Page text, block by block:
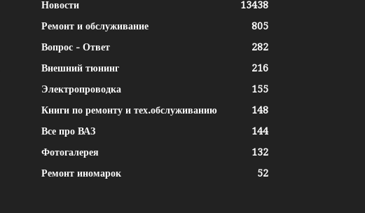
Новости
13438
Ремонт и обслуживание
805
Вопрос - Ответ
282
Внешний тюнинг
216
Электропроводка
155
Книги по ремонту и тех.обслуживанию
148
Все про ВАЗ
144
Фотогалерея
132
Ремонт иномарок
52